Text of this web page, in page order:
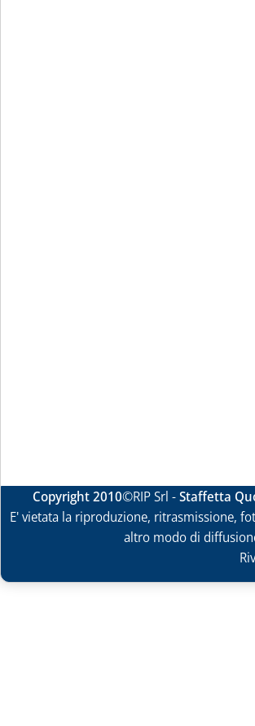
Copyright 2010©RIP Srl -Staffetta
E' vietata la riproduzione, ritrasmissione,
altro modo di